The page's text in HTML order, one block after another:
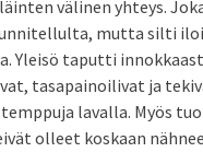
välinen yhteys.
mutta silti
Yleisö taputti
tasapainoilivat ja
lavalla. Myös
olleet koskaan